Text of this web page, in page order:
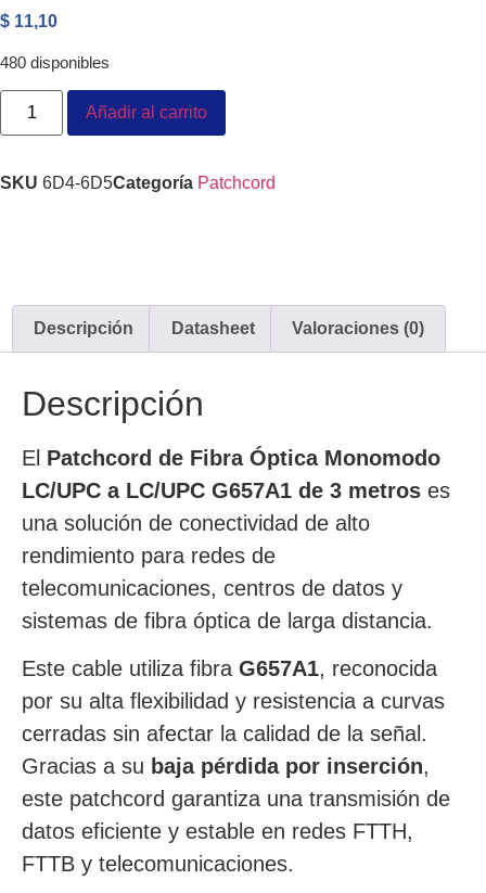
$ 11,10
480 disponibles
Añadir al carrito
SKU 6D4-6D5Categoría Patchcord
Descripción Datasheet Valoraciones (0)
Descripción
El Patchcord de Fibra Óptica Monomodo
LC/UPC a LC/UPC G657A1 de 3 metros es
una solución de conectividad de alto
rendimiento para redes de
telecomunicaciones, centros de datos y
sistemas de fibra óptica de larga distancia.
Este cable utiliza fibra G657A1, reconocida
por su alta flexibilidad y resistencia a curvas
cerradas sin afectar la calidad de la señal.
Gracias a su baja pérdida por inserción,
este patchcord garantiza una transmisión de
datos eficiente y estable en redes FTTH,
FTTB y telecomunicaciones.